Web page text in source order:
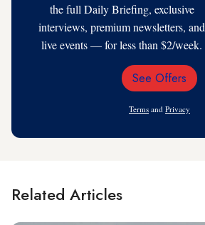
the full Daily Briefing, exclusive
interviews, premium newsletters, and
live events — for less than $2/week.
Email
See Offers
Terms and Privacy
Related Articles